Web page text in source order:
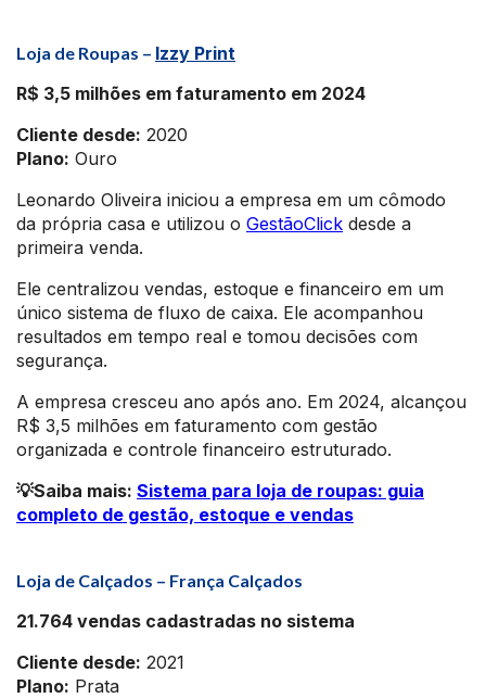
Loja de Roupas – Izzy Print
R$ 3,5 milhões em faturamento em 2024
Cliente desde: 2020
Plano: Ouro
Leonardo Oliveira iniciou a empresa em um cômodo
da própria casa e utilizou o GestãoClick desde a
primeira venda.
Ele centralizou vendas, estoque e financeiro em um
único sistema de fluxo de caixa. Ele acompanhou
resultados em tempo real e tomou decisões com
segurança.
A empresa cresceu ano após ano. Em 2024, alcançou
R$ 3,5 milhões em faturamento com gestão
organizada e controle financeiro estruturado.
💡Saiba mais: Sistema para loja de roupas: guia
completo de gestão, estoque e vendas
Loja de Calçados – França Calçados
21.764 vendas cadastradas no sistema
Cliente desde: 2021
Plano: Prata